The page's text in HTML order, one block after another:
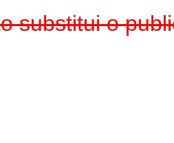
substitui o